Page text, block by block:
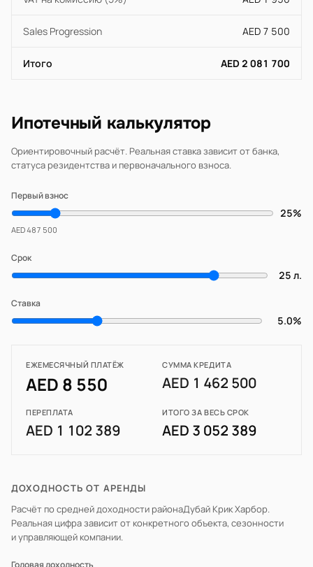
Sales Progression AED 7 500
Итого AED 2 081 700
Ипотечный калькулятор
Ориентировочный расчёт. Реальная ставка зависит от банка,
статуса резидентства и первоначального взноса.
Первый взнос
25%
AED 487 500
Срок
25 л.
Ставка
5.0%
ЕЖЕМЕСЯЧНЫЙ ПЛАТЁЖ
AED 8 550
СУММА КРЕДИТА
AED 1 462 500
ПЕРЕПЛАТА
AED 1 102 389
ИТОГО ЗА ВЕСЬ СРОК
AED 3 052 389
ДОХОДНОСТЬ ОТ АРЕНДЫ
Расчёт по средней доходности районаДубай Крик Харбор.
Реальная цифра зависит от конкретного объекта, сезонности
и управляющей компании.
Годовая доходность